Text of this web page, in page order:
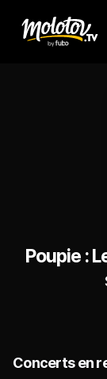
Poupie :
Concerts en